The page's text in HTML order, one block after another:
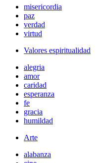
misericordia
paz
verdad
virtud
Valores espiritualidad
alegria
amor
caridad
esperanza
fe
gracia
humildad
Arte
alabanza